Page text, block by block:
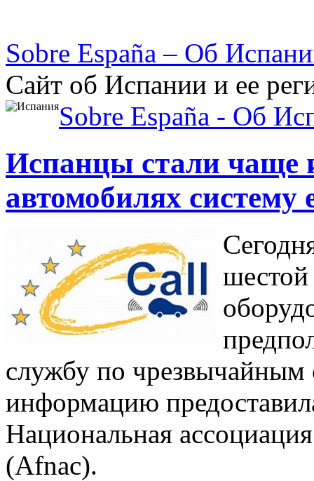
Sobre España – Об
Сайт об Испании и ее
Sobre España - Об
Испанцы стали чаще
автомобилях систему
шестой
службу по
информацию
Национальная
(Afnac).